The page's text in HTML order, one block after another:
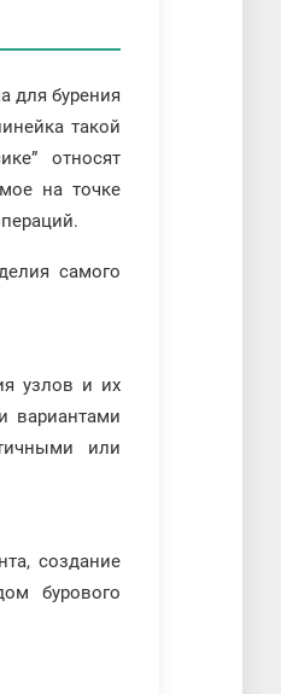
для бурения
такой
относят
на точке
самого
узлов и их
вариантами
или
создание
бурового